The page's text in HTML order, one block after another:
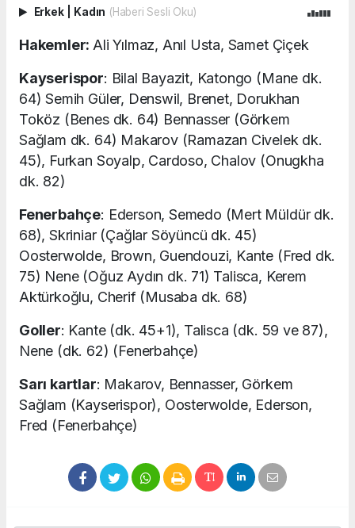
Erkek Kadın (Haberi Sesli Oku)
Hakemler: Ali Yılmaz, Anıl Usta, Samet Çiçek
Kayserispor: Bilal Bayazit, Katongo (Mane dk.
64) Semih Güler, Denswil, Brenet, Dorukhan
Toköz (Benes dk. 64) Bennasser (Görkem
Sağlam dk. 64) Makarov (Ramazan Civelek dk.
45), Furkan Soyalp, Cardoso, Chalov (Onugkha
dk. 82)
Fenerbahçe: Ederson, Semedo (Mert Müldür dk.
68), Skriniar (Çağlar Söyüncü dk. 45)
Oosterwolde, Brown, Guendouzi, Kante (Fred dk.
75) Nene (Oğuz Aydın dk. 71) Talisca, Kerem
Aktürkoğlu, Cherif (Musaba dk. 68)
Goller: Kante (dk. 45+1), Talisca (dk. 59 ve 87),
Nene (dk. 62) (Fenerbahçe)
Sarı kartlar: Makarov, Bennasser, Görkem
Sağlam (Kayserispor), Oosterwolde, Ederson,
Fred (Fenerbahçe)